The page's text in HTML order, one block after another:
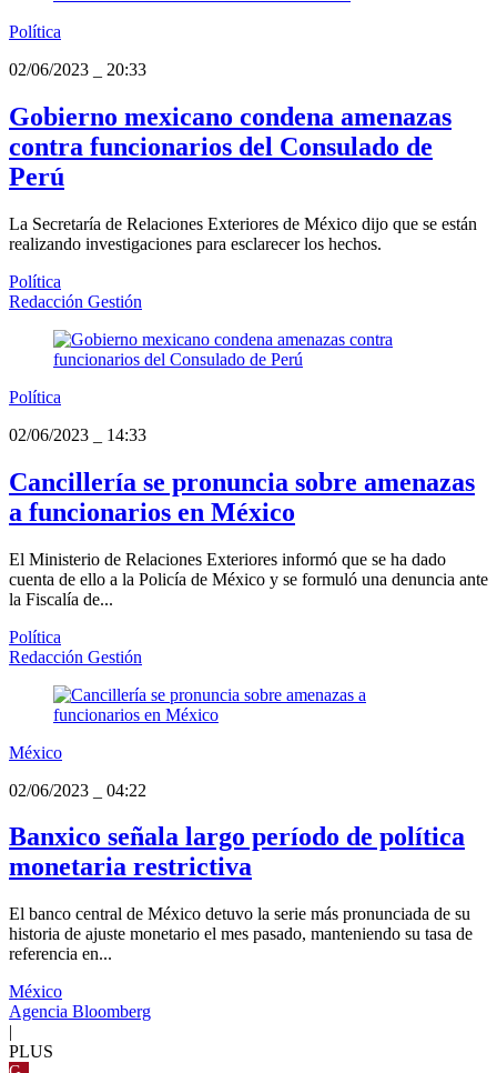
Política
02/06/2023
20:33
Gobierno mexicano condena amenazas
contra funcionarios del Consulado de
Perú
La Secretaría de Relaciones Exteriores de México dijo que se están
realizando investigaciones para esclarecer los hechos.
Política
Redacción Gestión
Política
02/06/2023
14:33
Cancillería se pronuncia sobre amenazas
a funcionarios en México
El Ministerio de Relaciones Exteriores informó que se ha dado
cuenta de ello a la Policía de México y se formuló una denuncia ante
la Fiscalía de...
Política
Redacción Gestión
México
02/06/2023
04:22
Banxico señala largo período de política
monetaria restrictiva
El banco central de México detuvo la serie más pronunciada de su
historia de ajuste monetario el mes pasado, manteniendo su tasa de
referencia en...
México
Agencia Bloomberg
|
PLUS